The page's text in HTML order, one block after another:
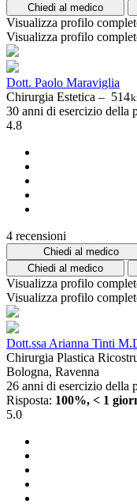
Chiedi al medico
Visualizza profilo
Visualizza profilo
Dott. Paolo Maraviglia
Chirurgia Estetica – 514
30 anni di esercizio della
4.8
4 recensioni
Chiedi al medico
Chiedi al medico
Visualizza profilo
Visualizza profilo
Dott.ssa Arianna Tinti
Chirurgia Plastica
Bologna, Ravenna
26 anni di esercizio della
Risposta: 100%, < 1
5.0